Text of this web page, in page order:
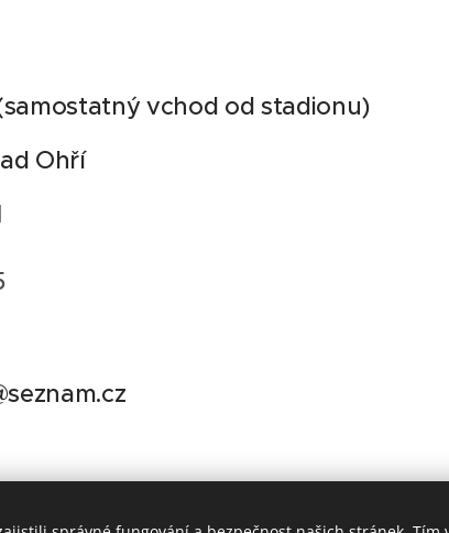
vchod od stadionu)
Ohří